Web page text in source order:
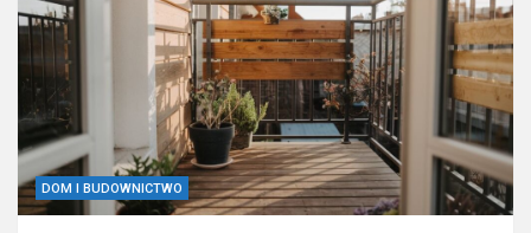
DOM I BUDOWNICTWO